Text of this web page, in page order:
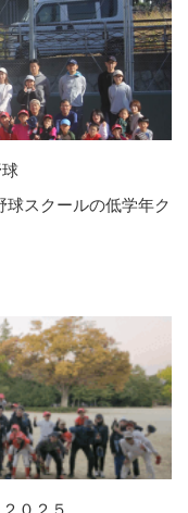
球スクールの低学年ク
０２５